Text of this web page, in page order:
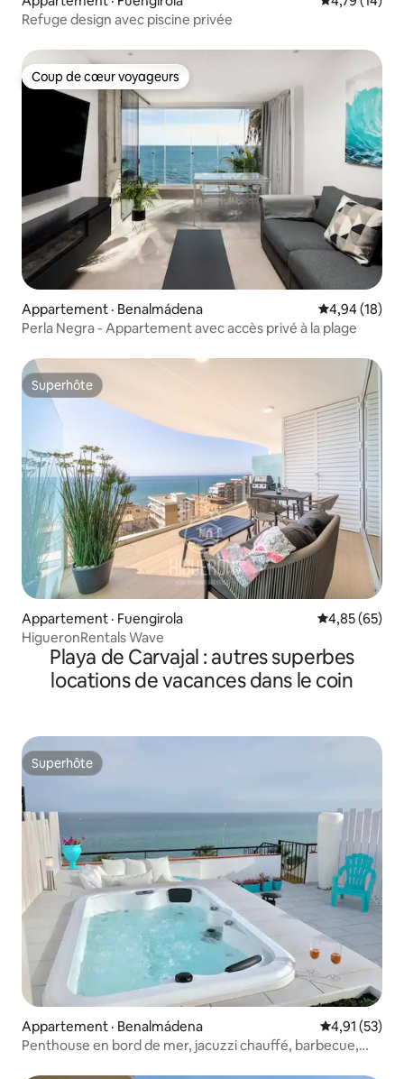
Refuge design avec piscine privée
Coup de cœur voyageurs
Coup de cœur voyageurs
Appartement · Benalmádena Note
4,94 (18)
Perla Negra - Appartement avec accès privé à la plage
Superhôte
Superhôte
Appartement · Fuengirola Note
4,85 (65)
HigueronRentals Wave
Playa de Carvajal : autres superbes
locations de vacances dans le coin
Superhôte
Superhôte
Appartement · Benalmádena Note
4,91 (53)
Penthouse en bord de mer, jacuzzi chauffé, barbecue,